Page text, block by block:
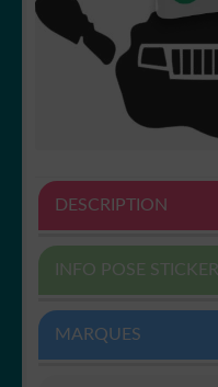
DESCRIPTION
INFO POSE STICKER
MARQUES